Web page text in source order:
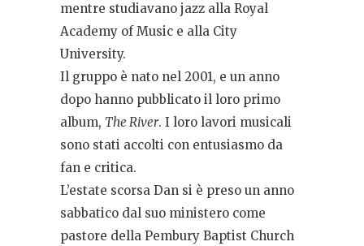
mentre studiavano jazz alla Royal
Academy of Music e alla City
University.
Il gruppo è nato nel 2001, e un anno
dopo hanno pubblicato il loro primo
album, The River. I loro lavori musicali
sono stati accolti con entusiasmo da
fan e critica.
L’estate scorsa Dan si è preso un anno
sabbatico dal suo ministero come
pastore della Pembury Baptist Church